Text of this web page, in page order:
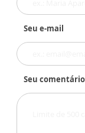
Seu e-mail
Seu comentário